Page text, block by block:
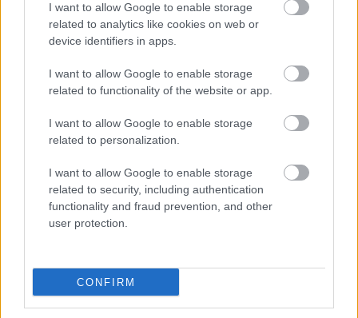
I want to allow Google to enable storage
related to analytics like cookies on web or
device identifiers in apps.
I want to allow Google to enable storage
related to functionality of the website or app.
I want to allow Google to enable storage
related to personalization.
I want to allow Google to enable storage
related to security, including authentication
functionality and fraud prevention, and other
user protection.
CONFIRM
2026.08.06. Fazekas Adrián
A Szolnok megyei gazdák nagyon nem akarták a
JÉGER további üzemeltetését
Ahogy korábban már írtunk róla, megyei szinten
alkalmazkodik a gazdálkodók döntéséhez az